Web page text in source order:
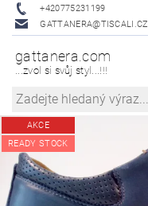
+420775231199
GATTANERA@TISCALI.CZ
gattanera.com
...zvol si svůj styl...!!!
AKCE
READY STOCK